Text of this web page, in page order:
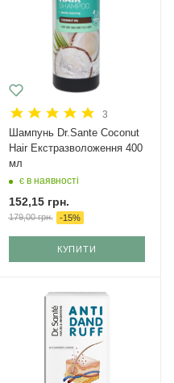
3
Шампунь Dr.Sante Coconut
Hair Екстразволоження 400
мл
є в наявності
152,15грн.
179,00грн. -15%
КУПИТИ